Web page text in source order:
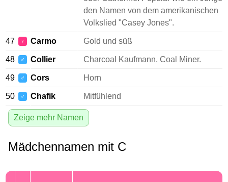
den Namen von dem amerikanischen
Volkslied "Casey Jones".
47 ♀ Carmo Gold und süß
48 ♂ Collier Charcoal Kaufmann. Coal Miner.
49 ♂ Cors Horn
50 ♂ Chafik Mitfühlend
Zeige mehr Namen
Mädchennamen mit C